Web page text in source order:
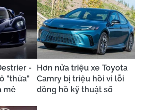
-
"thửa"
mê
Hơn nửa triệu xe Toyota
Camry bị triệu hồi vì lỗi
đồng hồ kỹ thuật số